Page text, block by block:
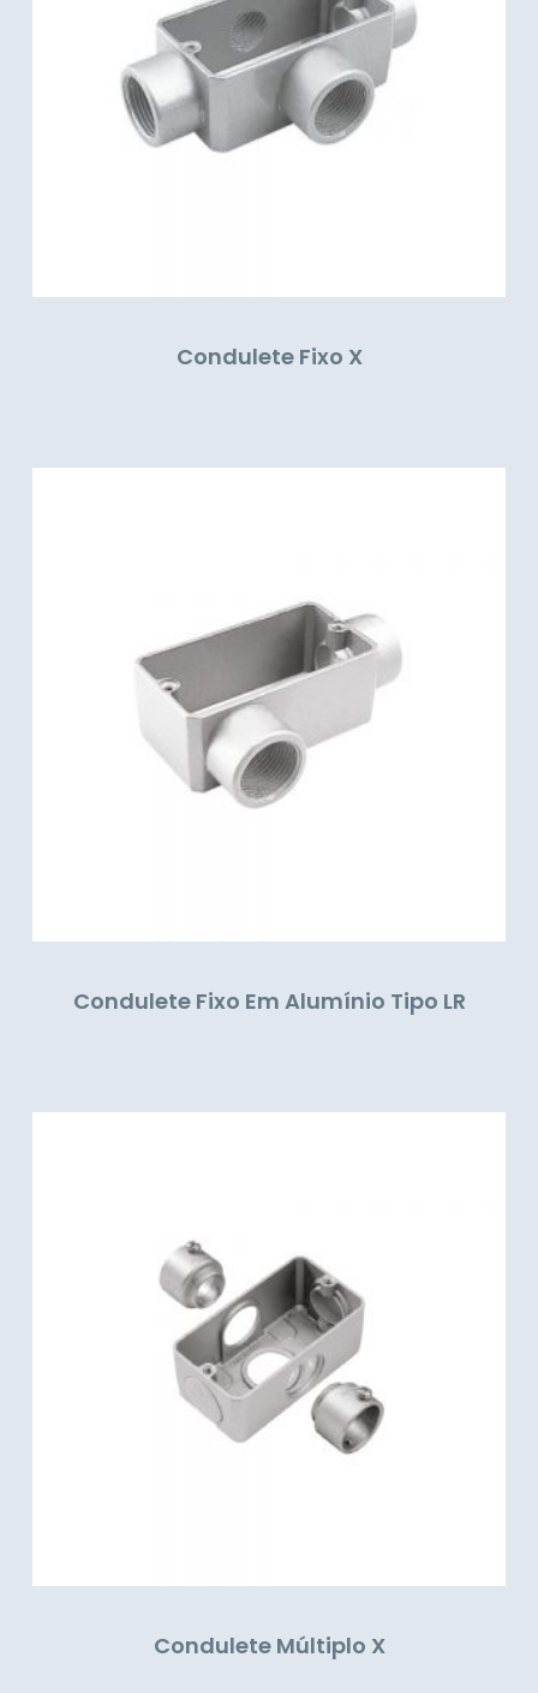
Condulete Fixo X
Condulete Fixo Em Alumínio Tipo LR
Condulete Múltiplo X